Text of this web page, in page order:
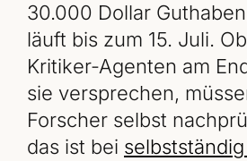
30.000 Dollar
läuft bis zum 15. Juli.
Kritiker-Agenten am
sie versprechen,
Forscher selbst
das ist bei